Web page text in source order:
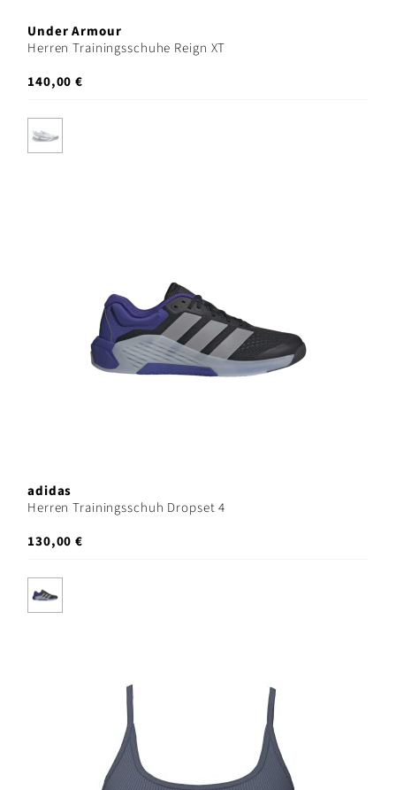
Under Armour
Herren Trainingsschuhe Reign XT
140,00 €
adidas
Herren Trainingsschuh Dropset 4
130,00 €